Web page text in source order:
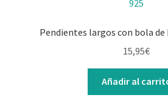
Pendientes largos con bola de
15,95€
Añadir al